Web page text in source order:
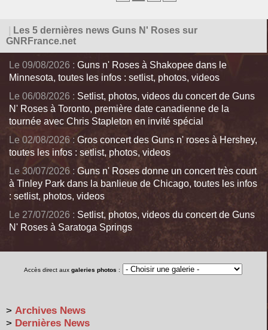
Les 5 dernières news Guns N' Roses sur
GNRFrance.net
Le 09/08/2026 : Guns n' Roses à Shakopee dans le
Minnesota, toutes les infos : setlist, photos, videos
Le 06/08/2026 : Setlist, photos, videos du concert de Guns
N' Roses à Toronto, première date canadienne de la
tournée avec Chris Stapleton en invité spécial
Le 02/08/2026 : Gros concert des Guns n' roses à Hershey,
toutes les infos : setlist, photos, videos
Le 30/07/2026 : Guns n' Roses donne un concert très court
à Tinley Park dans la banlieue de Chicago, toutes les infos
: setlist, photos, videos
Le 27/07/2026 : Setlist, photos, videos du concert de Guns
N' Roses à Saratoga Springs
Accès direct auxgaleries photos :
> Archives News
> Dernières News